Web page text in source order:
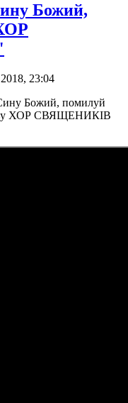
Божий,
23:04
Божий, помилуй
ХОР СВЯЩЕНИКІВ